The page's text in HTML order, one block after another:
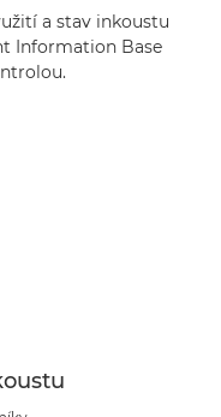
a stav inkoustu
Information Base